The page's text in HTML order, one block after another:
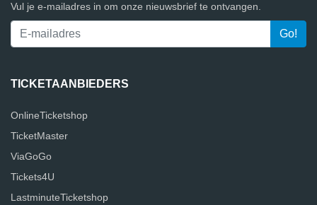
Vul je e-mailadres in om onze nieuwsbrief te ontvangen.
TICKETAANBIEDERS
OnlineTicketshop
TicketMaster
ViaGoGo
Tickets4U
LastminuteTicketshop